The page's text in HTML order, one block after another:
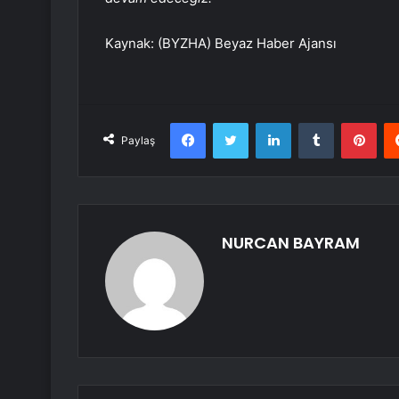
Kaynak: (BYZHA) Beyaz Haber Ajansı
Paylaş
FacebookTwitter LinkedInTumblr
NURCAN BAYRAM